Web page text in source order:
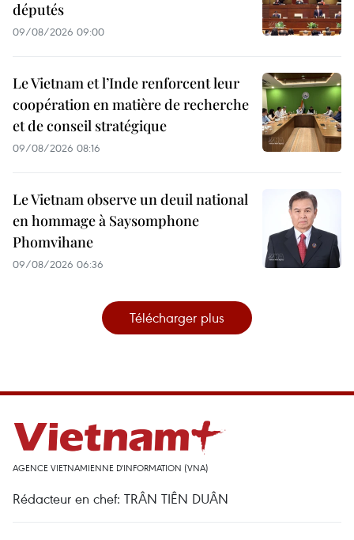
députés
09/08/2026 09:00
Le Vietnam et l’Inde renforcent leur
coopération en matière de recherche
et de conseil stratégique
09/08/2026 08:16
Le Vietnam observe un deuil national
en hommage à Saysomphone
Phomvihane
09/08/2026 06:36
Télécharger plus
AGENCE VIETNAMIENNE D'INFORMATION (VNA)
Rédacteur en chef: TRÂN TIÊN DUÂN